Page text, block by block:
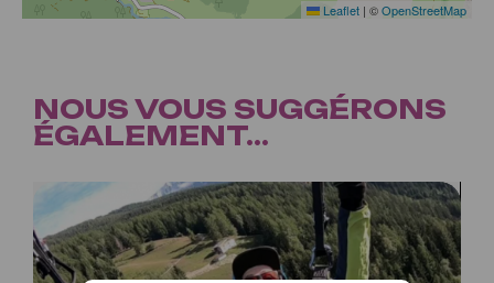
Leaflet | ©OpenStreetMap
NOUS VOUS SUGGÉRONS
ÉGALEMENT...